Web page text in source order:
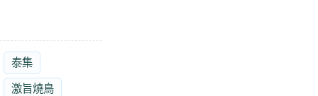
泰集
激旨燒鳥